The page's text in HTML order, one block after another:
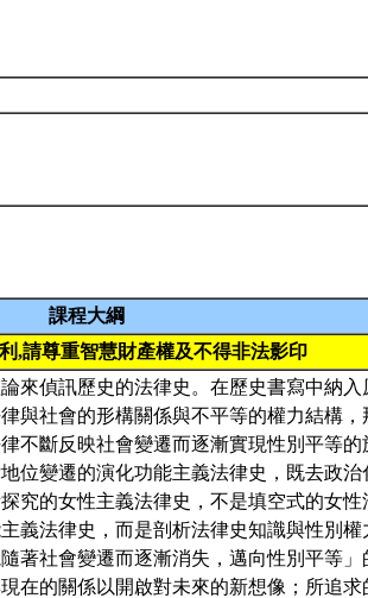
課程大綱
,請尊重智慧財產權及不得非法影印
來偵訊歷史的法律史。在歷史書寫中納入
與社會的形構關係與不平等的權力結構
不斷反映社會變遷而逐漸實現性別平等的
位變遷的演化功能主義法律史，既去政治
究的女性主義法律史，不是填空式的女
義法律史，而是剖析法律史知識與性別權
著社會變遷而逐漸消失，邁向性別平等」
在的關係以開啟對未來的新想像；所追